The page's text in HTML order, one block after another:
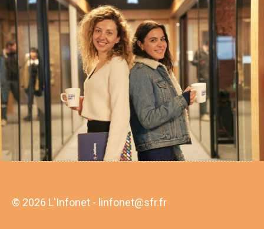
© 2026 L'Infonet - linfonet@sfr.fr